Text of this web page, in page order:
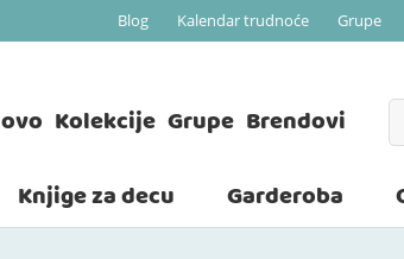
Blog Kalendar trudnoće Grupe
Kolekcije Grupe Brendovi
Knjige za decu Garderoba